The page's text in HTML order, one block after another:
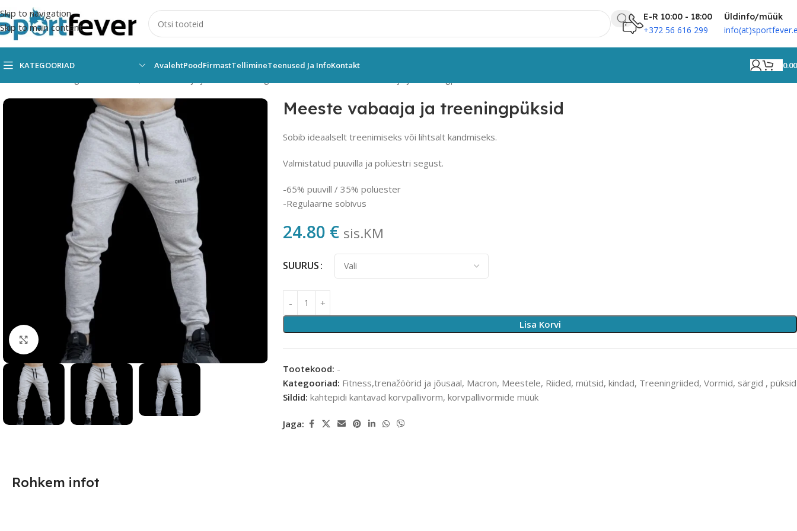
Skip to navigation
Skip to main content
E-R 10:00 - 18:00
+372 56 616 299
Üldinfo/müük
KATEGOORIAD AvalehtPoodFirmastTellimineTeenused Ja InfoKontakt
Suurendamiseks klõpsake
Meeste vabaaja ja treeningpüksid
Sobib ideaalselt treenimiseks või lihtsalt kandmiseks.
Valmistatud puuvilla ja polüestri segust.
-65% puuvill / 35% polüester
-Regulaarne sobivus
24.80 € sis.KM
SUURUS
Lisa Korvi
Tootekood: -
Kategooriad: Fitness,trenažöörid ja jõusaal, Macron, Meestele, Riided, mütsid, kindad, Treeningriided, Vormid, särgid , püksid
Sildid: kahtepidi kantavad korvpallivorm, korvpallivormide müük
Jaga:
Rohkem infot